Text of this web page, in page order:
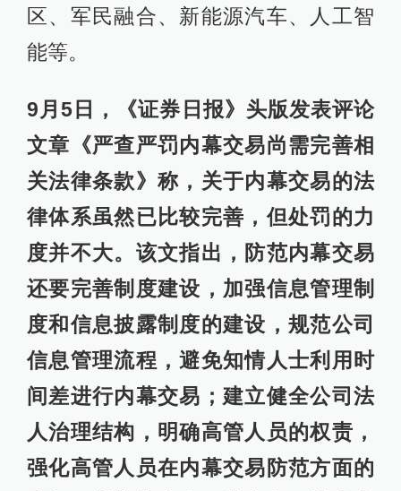
区、军民融合、新能源汽车、人工智
能等。
9月5日，《证券日报》头版发表评论
文章《严查严罚内幕交易尚需完善相
关法律条款》称，关于内幕交易的法
律体系虽然已比较完善，但处罚的力
度并不大。该文指出，防范内幕交易
还要完善制度建设，加强信息管理制
度和信息披露制度的建设，规范公司
信息管理流程，避免知情人士利用时
间差进行内幕交易；建立健全公司法
人治理结构，明确高管人员的权责，
强化高管人员在内幕交易防范方面的